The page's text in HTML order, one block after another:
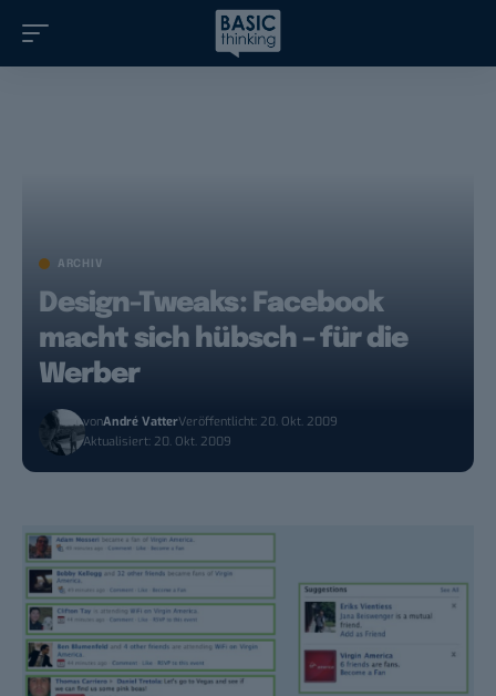
ARCHIV
Design-Tweaks: Facebook
macht sich hübsch – für die
Werber
vonAndré VatterVeröffentlicht: 20. Okt. 2009
Aktualisiert: 20. Okt. 2009